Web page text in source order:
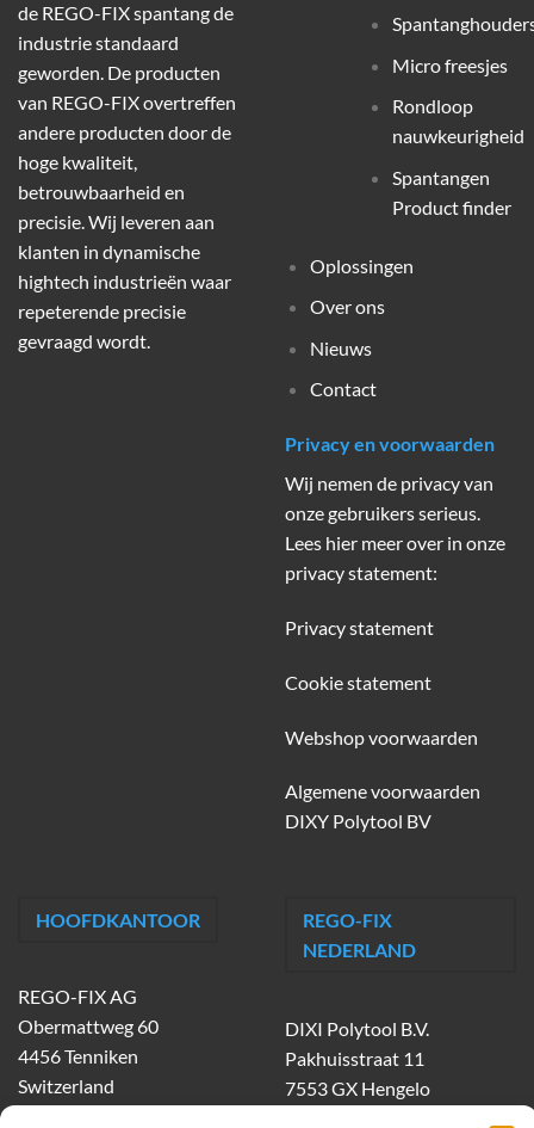
de REGO-FIX spantang de
industrie standaard
geworden. De producten
van REGO-FIX overtreffen
andere producten door de
hoge kwaliteit,
betrouwbaarheid en
precisie. Wij leveren aan
klanten in dynamische
hightech industrieën waar
repeterende precisie
gevraagd wordt.
Micro freesjes
Rondloop
nauwkeurigheid
Spantangen
Product finder
Oplossingen
Over ons
Nieuws
Contact
Privacy en voorwaarden
Wij nemen de privacy van
onze gebruikers serieus.
Lees hier meer over in onze
privacy statement:
Privacy statement
Cookie statement
Webshop voorwaarden
Algemene voorwaarden
DIXY Polytool BV
HOOFDKANTOOR
REGO-FIX AG
Obermattweg 60
4456 Tenniken
Switzerland
REGO-FIX
NEDERLAND
DIXI Polytool B.V.
Pakhuisstraat 11
7553 GX Hengelo